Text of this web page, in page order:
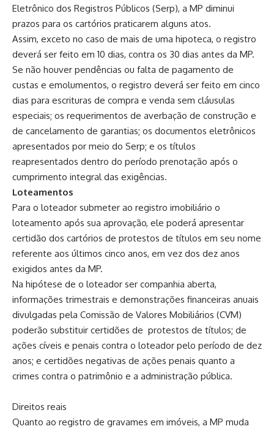
Eletrônico dos Registros Públicos (Serp), a MP diminui
prazos para os cartórios praticarem alguns atos.
Assim, exceto no caso de mais de uma hipoteca, o registro
deverá ser feito em 10 dias, contra os 30 dias antes da MP.
Se não houver pendências ou falta de pagamento de
custas e emolumentos, o registro deverá ser feito em cinco
dias para escrituras de compra e venda sem cláusulas
especiais; os requerimentos de averbação de construção e
de cancelamento de garantias; os documentos eletrônicos
apresentados por meio do Serp; e os títulos
reapresentados dentro do período prenotação após o
cumprimento integral das exigências.
Loteamentos
Para o loteador submeter ao registro imobiliário o
loteamento após sua aprovação, ele poderá apresentar
certidão dos cartórios de protestos de títulos em seu nome
referente aos últimos cinco anos, em vez dos dez anos
exigidos antes da MP.
Na hipótese de o loteador ser companhia aberta,
informações trimestrais e demonstrações financeiras anuais
divulgadas pela Comissão de Valores Mobiliários (CVM)
poderão substituir certidões de protestos de títulos; de
ações cíveis e penais contra o loteador pelo período de dez
anos; e certidões negativas de ações penais quanto a
crimes contra o patrimônio e a administração pública.
Direitos reais
Quanto ao registro de gravames em imóveis, a MP muda